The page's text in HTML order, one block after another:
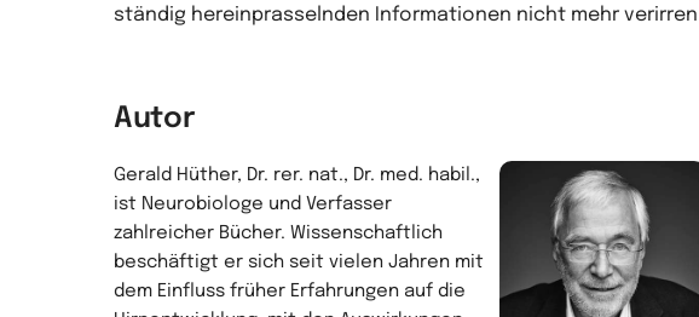
ständig hereinprasselnden Informationen nicht mehr
Autor
Gerald Hüther, Dr. rer. nat., Dr. med. habil.,
ist Neurobiologe und Verfasser
zahlreicher Bücher. Wissenschaftlich
beschäftigt er sich seit vielen Jahren mit
dem Einfluss früher Erfahrungen auf die